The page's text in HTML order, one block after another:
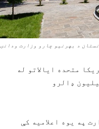
د بهرنیو چارو وزارت ودانۍ
متحده ایالاتو له
له افغانستان سره د ۲۶۶ میلیون ډالرو
په یوه اعلامیه کې